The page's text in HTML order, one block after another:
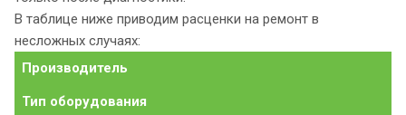
В таблице ниже приводим расценки на ремонт в
несложных случаях:
Производитель
Тип оборудования